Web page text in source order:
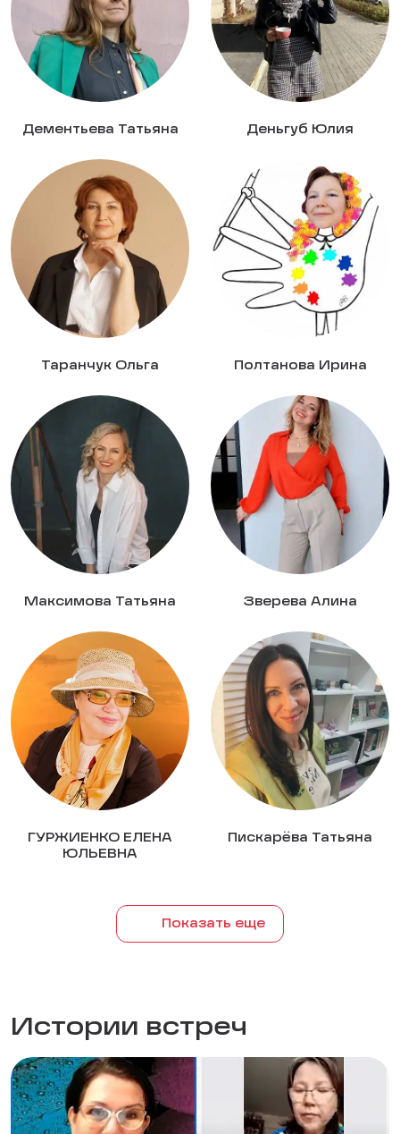
Дементьева Татьяна Деньгуб Юлия
Таранчук Ольга Полтанова Ирина
Максимова Татьяна Зверева Алина
ГУРЖИЕНКО ЕЛЕНА
ЮЛЬЕВНА
Пискарёва Татьяна
Показать еще
Истории встреч